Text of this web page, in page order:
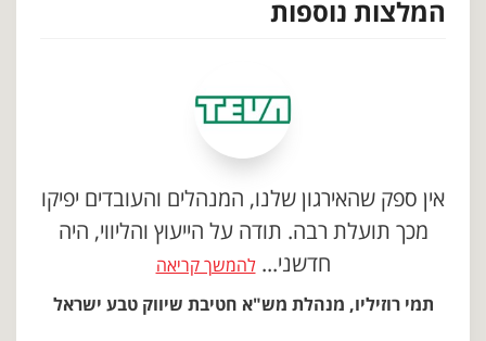
המלצות נוספות
אין ספק שהאירגון שלנו, המנהלים והעובדים יפיקו
מכך תועלת רבה. תודה על הייעוץ והליווי, היה
חדשני...להמשך קריאה
תמי רוזיליו, מנהלת מש"א חטיבת שיווק טבע ישראל